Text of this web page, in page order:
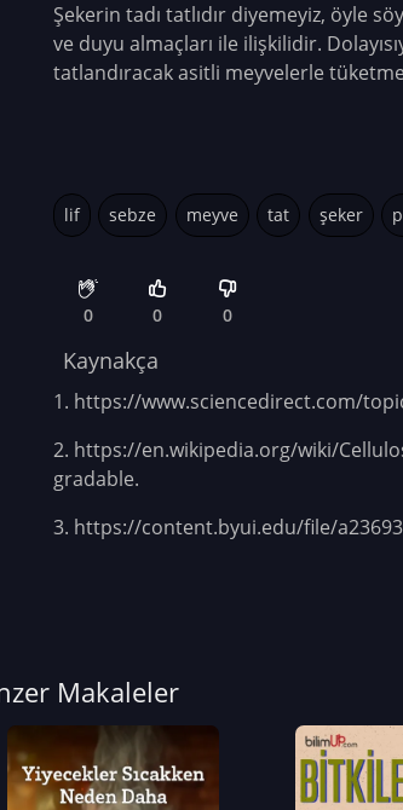
Şekerin tadı tatlıdır diyemeyiz, öyle
ve duyu almaçları ile ilişkilidir.
tatlandıracak asitli meyvelerle
lif sebze meyve tat şeker
0 0 0
Kaynakça
1. https://www.sciencedirect.com/
2. https://en.wikipedia.org/wiki/
gradable.
3. https://content.byui.edu/file/
Makaleler